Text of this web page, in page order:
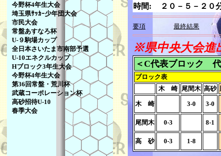
今野杯4年生大会
埼玉県ｻｯｶｰ少年団大会
市民大会
常盤あすなろ杯
U-９駒場カップ
全日本さいたま市南部予選
U-10エネクルカップ
Hブロック3年生大会
今野杯4年生大会
第36回常盤・荒川杯
武蔵コーポレーション杯
高砂招待U-10
春季大会
時間:
２０－５－２０
要項 最終結果
※県中央大会進
＜C代表ブロック
ブロック表
木 崎 尾間木 高砂
木 崎 3-0 3-0
尾間木 0-3 8-1
高 砂 0-3 1-8